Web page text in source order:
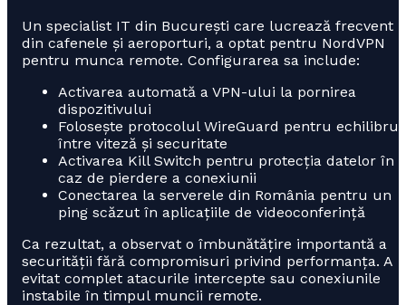
Un specialist IT din București care lucrează frecvent
din cafenele și aeroporturi, a optat pentru NordVPN
pentru munca remote. Configurarea sa include:
Activarea automată a VPN-ului la pornirea
dispozitivului
Folosește protocolul WireGuard pentru echilibru
între viteză și securitate
Activarea Kill Switch pentru protecția datelor în
caz de pierdere a conexiunii
Conectarea la serverele din România pentru un
ping scăzut în aplicațiile de videoconferință
Ca rezultat, a observat o îmbunătățire importantă a
securității fără compromisuri privind performanța. A
evitat complet atacurile intercepte sau conexiunile
instabile în timpul muncii remote.